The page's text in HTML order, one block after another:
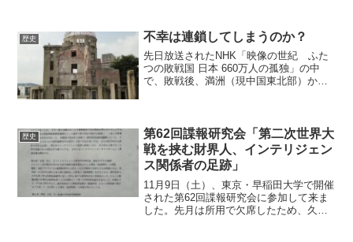
歴史 不幸は連鎖してしまうのか？
先日放送されたNHK「映像の世紀 ふた
つの敗戦国 日本 660万人の孤独」の中
で、敗戦後、満洲（現中国東北部）から
で、福島県浪江町で重...
歴史
第62回諜報研究会「第二次世界大
戦を挟む財界人、インテリジェン
ス関係者の足跡」
11月9日（土）、東京・早稲田大学で開催
された第62回諜報研究会に参加して来ま
した。先月は所用で欠席したため、久し